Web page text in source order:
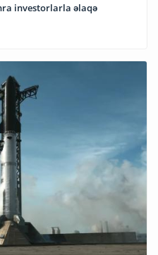
investorlarla əlaqə